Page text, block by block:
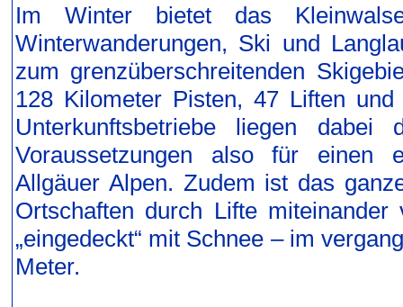
Im Winter bietet das
Winterwanderungen, Ski und
zum grenzüberschreitenden
128 Kilometer Pisten, 47 Liften
Unterkunftsbetriebe liegen
Voraussetzungen also für einen
Allgäuer Alpen. Zudem ist das
Ortschaften durch Lifte
„eingedeckt“ mit Schnee – im
Meter.